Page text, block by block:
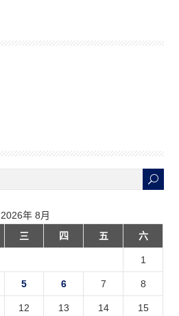
2026年 8月
三 四 五 六
1
5 6 7 8
12 13 14 15